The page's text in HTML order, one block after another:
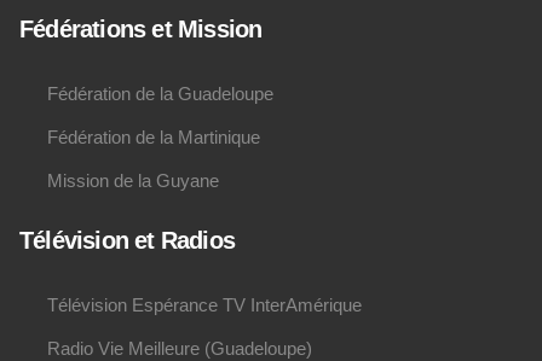
Fédérations et Mission
Fédération de la Guadeloupe
Fédération de la Martinique
Mission de la Guyane
Télévision et Radios
Télévision Espérance TV InterAmérique
Radio Vie Meilleure (Guadeloupe)